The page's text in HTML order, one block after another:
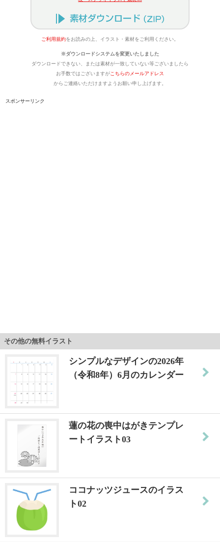
ご利用規約をお読みの上、イラスト・素材をご利用ください。
※ダウンロードシステムを変更いたしました
ダウンロードできない、または素材が一致していない等ございましたら
お手数ではございますがこちらのメールアドレス
からご連絡いただけますようお願い申し上げます。
スポンサーリンク
その他の無料イラスト
シンプルなデザインの2026年
（令和8年）6月のカレンダー
蓮の花の喪中はがきテンプレ
ートイラスト03
ココナッツジュースのイラス
ト02